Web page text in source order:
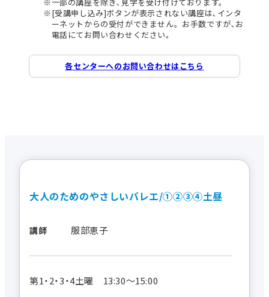
一部の講座を除き､見学を受け付けております。
[受講申し込み]ボタンが表示されない講座は､インタ
ーネットからの受付ができません。お手数ですが､お
電話にてお問い合わせください。
各センターへのお問い合わせはこちら
大人のためのやさしいバレエ/①②③④土昼
講師 服部恵子
第1・2・3・4土曜 13:30～15:00